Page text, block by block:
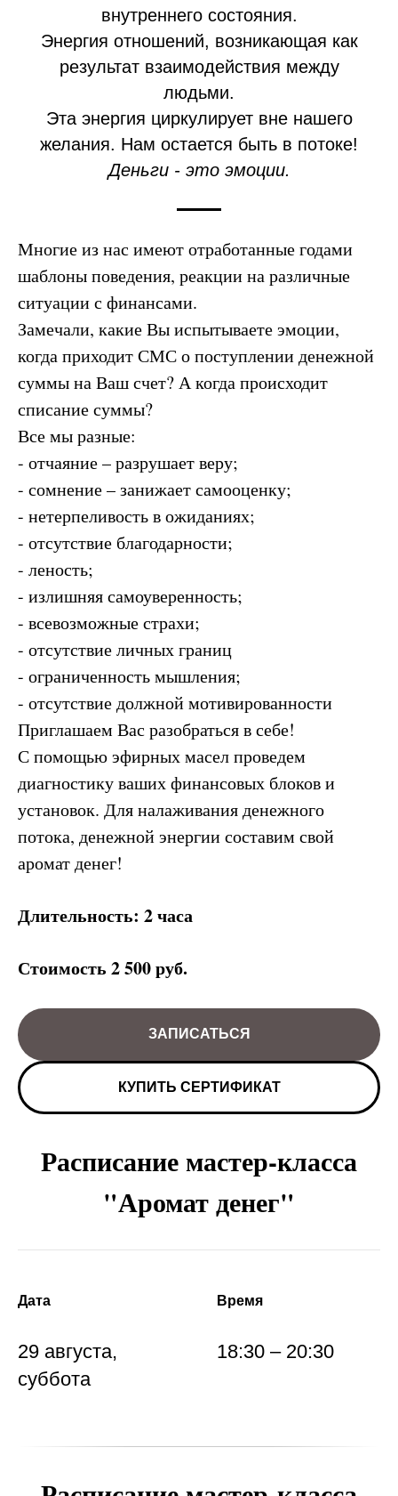
внутреннего состояния.
Энергия отношений, возникающая как
результат взаимодействия между
людьми.
Эта энергия циркулирует вне нашего
желания. Нам остается быть в потоке!
Деньги - это эмоции.
Многие из нас имеют отработанные годами
шаблоны поведения, реакции на различные
ситуации с финансами.
Замечали, какие Вы испытываете эмоции,
когда приходит СМС о поступлении денежной
суммы на Ваш счет? А когда происходит
списание суммы?
Все мы разные:
- отчаяние – разрушает веру;
- сомнение – занижает самооценку;
- нетерпеливость в ожиданиях;
- отсутствие благодарности;
- леность;
- излишняя самоуверенность;
- всевозможные страхи;
- отсутствие личных границ
- ограниченность мышления;
- отсутствие должной мотивированности
Приглашаем Вас разобраться в себе!
С помощью эфирных масел проведем
диагностику ваших финансовых блоков и
установок. Для налаживания денежного
потока, денежной энергии составим свой
аромат денег!
Длительность: 2 часа
Стоимость 2 500 руб.
ЗАПИСАТЬСЯ
КУПИТЬ СЕРТИФИКАТ
Расписание мастер-класса
"Аромат денег"
Дата Время
29 августа,
суббота
18:30 – 20:30